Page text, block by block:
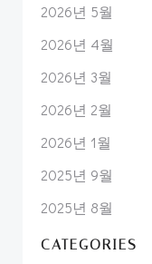
2026년 5월
2026년 4월
2026년 3월
2026년 2월
2026년 1월
2025년 9월
2025년 8월
CATEGORIES